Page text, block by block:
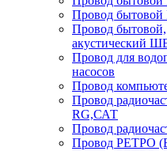
Провод
Провод бытовой,
акустический
Провод для
насосов
Провод
Провод
RG,САТ
Провод
Провод РЕТРО